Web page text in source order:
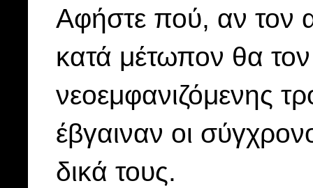
Αφήστε πού, αν τον
κατά μέτωπον θα
νεοεμφανιζόμενης
έβγαιναν οι
δικά τους.